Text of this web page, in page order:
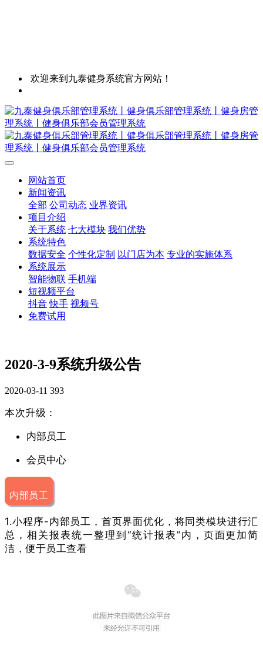
欢迎来到九泰健身系统官方网站！
网站首页
新闻资讯
全部 公司动态 业界资讯
项目介绍
关于系统 七大模块 我们优势
系统特色
数据安全 个性化定制 以门店为本 专业的实施体系
系统展示
智能物联 手机端
短视频平台
抖音 快手 视频号
免费试用
2020-3-9系统升级公告
2020-03-11 393
本次升级：
内部员工
会员中心
内部员工
1.小程序-内部员工，首页界面优化，将同类模块进行汇
总，相关报表统一整理到“统计报表”内，页面更加简
洁，便于员工查看